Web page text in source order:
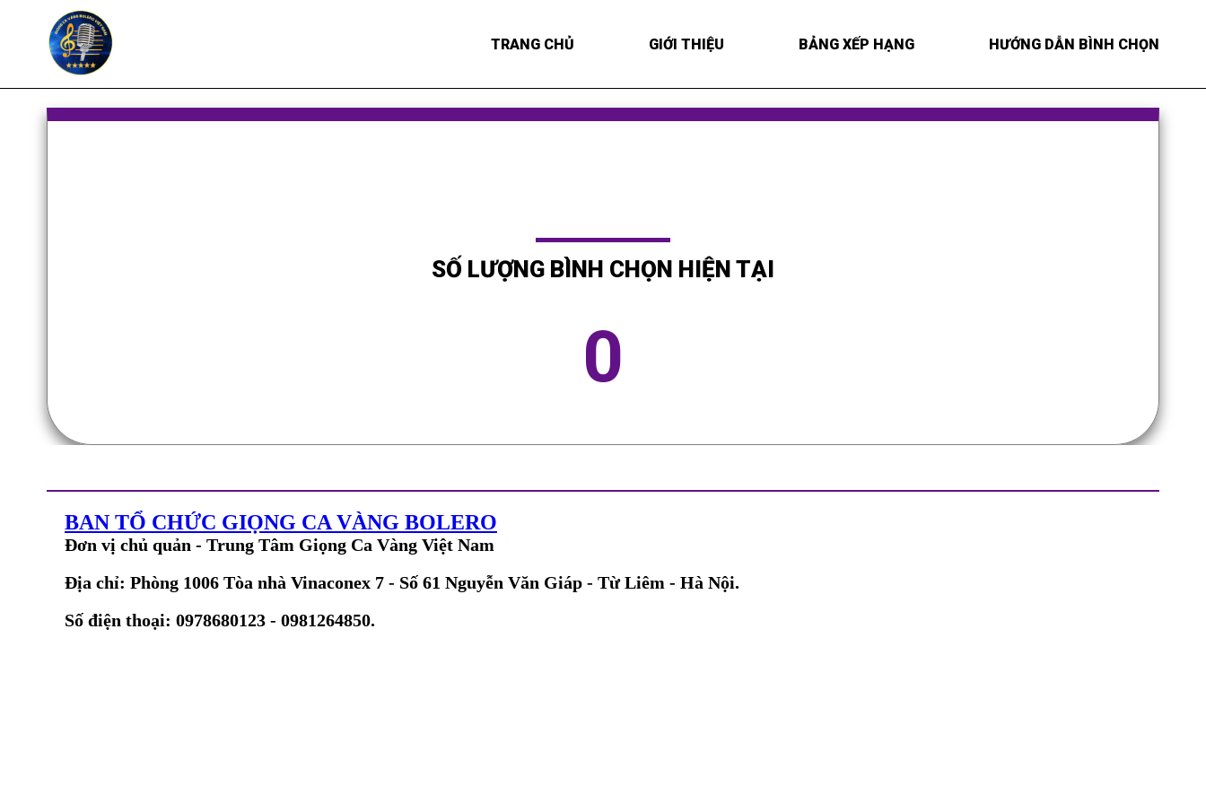
TRANG CHỦ GIỚI THIỆU BẢNG XẾP HẠNG HƯỚNG DẪN BÌNH CHỌN
SỐ LƯỢNG BÌNH CHỌN HIỆN TẠI
0
BAN TỔ CHỨC GIỌNG CA VÀNG BOLERO
Đơn vị chủ quản - Trung Tâm Giọng Ca Vàng Việt Nam
Địa chỉ: Phòng 1006 Tòa nhà Vinaconex 7 - Số 61 Nguyễn Văn Giáp - Từ Liêm - Hà Nội.
Số điện thoại: 0978680123 - 0981264850.